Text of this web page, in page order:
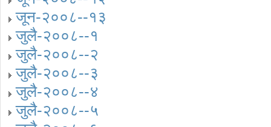
जून-२००८--१३
जुलै-२००८--१
जुलै-२००८--२
जुलै-२००८--३
जुलै-२००८--४
जुलै-२००८--५